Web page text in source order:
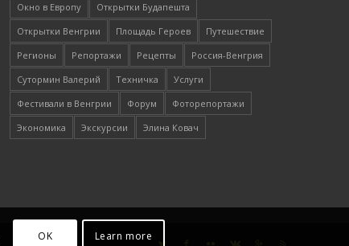
Окно в Европу
Открытки Будапешта
Открытки Венгрии
Площадь Героев
Путешествие
Регионы
Репортажи Рецепты
Россия-Венгрия
Сутормин Валерий
Техничка
Услуги
Фестивали в Венгрии
Форум
Фоторепортажи
Экономика
Экскурсии Элина Ковач
OK Learn more